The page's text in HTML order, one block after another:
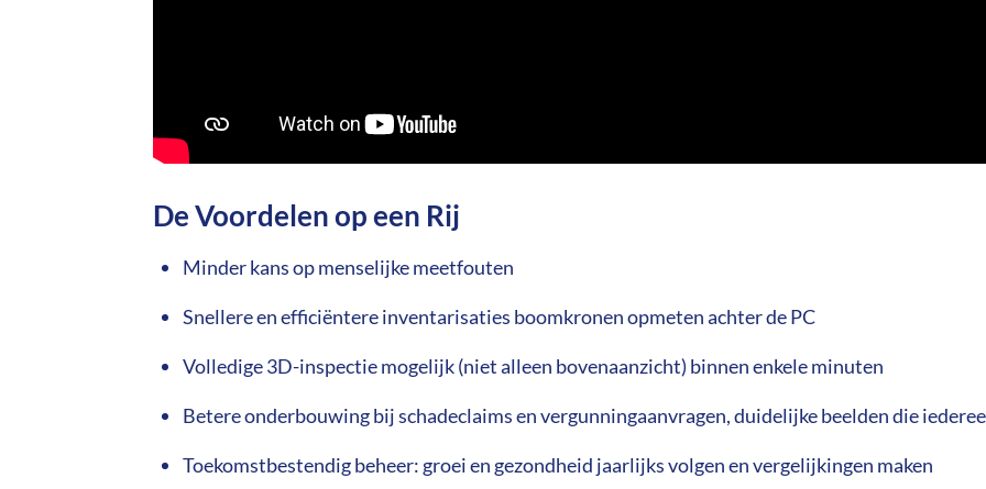
De Voordelen op een Rij
Minder kans op menselijke meetfouten
Snellere en efficiëntere inventarisaties boomkronen opmeten achter de PC
Volledige 3D-inspectie mogelijk (niet alleen bovenaanzicht) binnen enkele minuten
Betere onderbouwing bij schadeclaims en vergunningaanvragen, duidelijke beelden die
Toekomstbestendig beheer: groei en gezondheid jaarlijks volgen en vergelijkingen maken